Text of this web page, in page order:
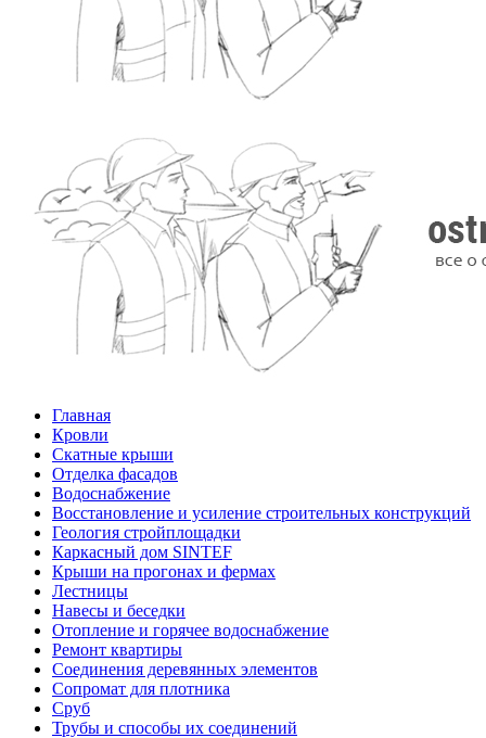
Главная
Кровли
Скатные крыши
Отделка фасадов
Водоснабжение
Восстановление и усиление строительных конструкций
Геология стройплощадки
Каркасный дом SINTEF
Крыши на прогонах и фермах
Лестницы
Навесы и беседки
Отопление и горячее водоснабжение
Ремонт квартиры
Соединения деревянных элементов
Сопромат для плотника
Сруб
Трубы и способы их соединений